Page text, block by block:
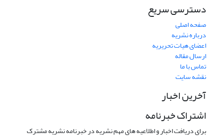
دسترسی سریع
صفحه اصلی
درباره نشریه
اعضای هیات تحریریه
ارسال مقاله
تماس با ما
نقشه سایت
آخرین اخبار
اشتراک خبرنامه
برای دریافت اخبار و اطلاعیه های مهم نشریه در خبرنامه نشریه مشترک